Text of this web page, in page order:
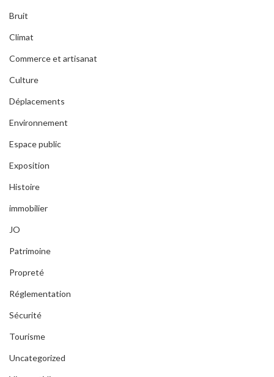
Bruit
Climat
Commerce et artisanat
Culture
Déplacements
Environnement
Espace public
Exposition
Histoire
immobilier
JO
Patrimoine
Propreté
Réglementation
Sécurité
Tourisme
Uncategorized